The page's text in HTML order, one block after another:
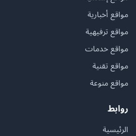
مواقع أخبارية
مواقع ترفيهية
مواقع خدمات
مواقع تقنية
مواقع منوعة
روابط
الرئيسية